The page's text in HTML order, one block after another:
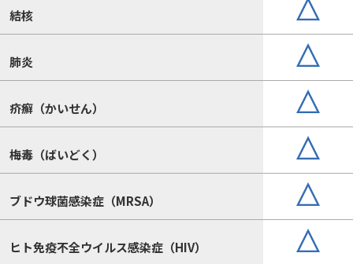
結核
肺炎
疥癬（かいせん）
梅毒（ばいどく）
ブドウ球菌感染症（MRSA）
ヒト免疫不全ウイルス感染症（HIV）